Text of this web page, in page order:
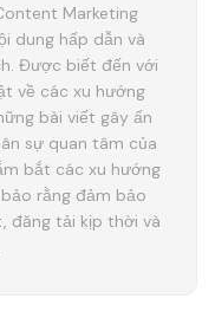
Marketing
dung hấp dẫn và
Được biết đến với
về các xu hướng
bài viết gây ấn
sự quan tâm của
bắt các xu hướng
rằng đảm bảo
đăng tải kịp thời và